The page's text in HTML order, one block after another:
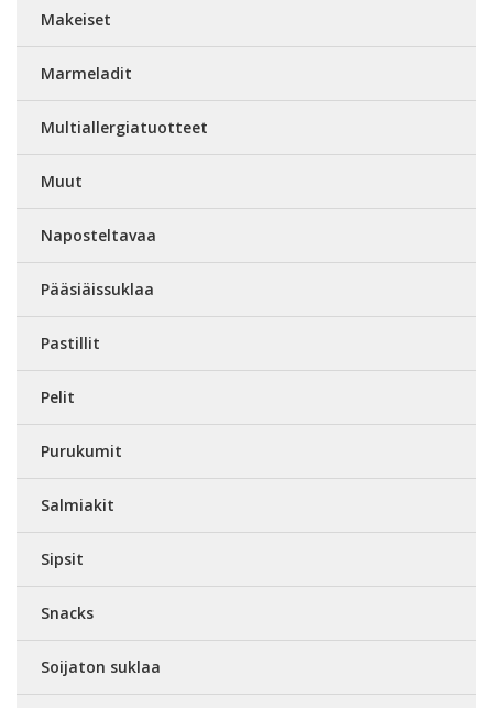
Makeiset
Marmeladit
Multiallergiatuotteet
Muut
Naposteltavaa
Pääsiäissuklaa
Pastillit
Pelit
Purukumit
Salmiakit
Sipsit
Snacks
Soijaton suklaa